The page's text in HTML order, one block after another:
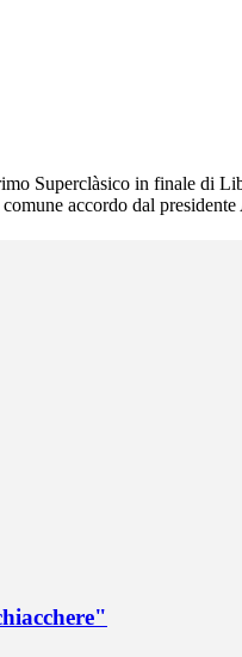
Superclàsico in finale di
accordo dal